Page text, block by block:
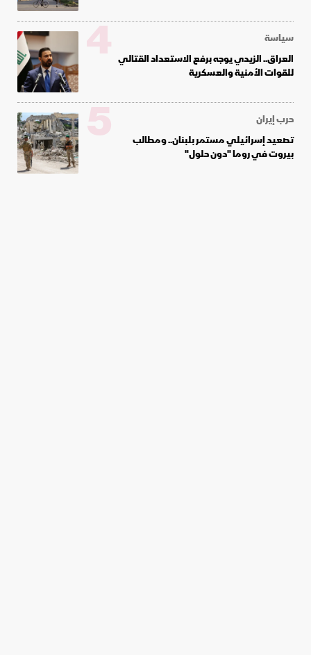
سياسة
العراق.. الزيدي يوجه برفع الاستعداد القتالي
للقوات الأمنية والعسكرية
4
حرب إيران
تصعيد إسرائيلي مستمر بلبنان.. ومطالب
بيروت في روما "دون حلول"
5